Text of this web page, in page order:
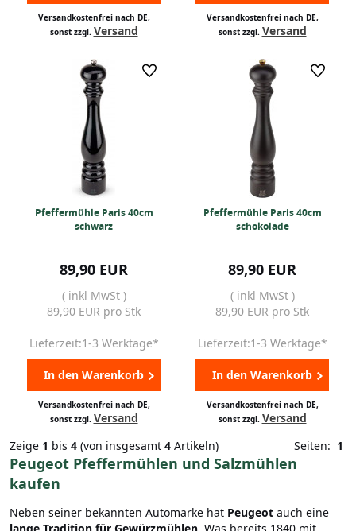
Versandkostenfrei nach DE,
sonst zzgl. Versand
Versandkostenfrei nach DE,
sonst zzgl. Versand
Pfeffermühle Paris 40cm
schwarz
89,90 EUR
( inkl MwSt )
89,90 EUR pro Stk
Lieferzeit:1-3 Werktage*
In den Warenkorb
Versandkostenfrei nach DE,
sonst zzgl. Versand
Pfeffermühle Paris 40cm
schokolade
89,90 EUR
( inkl MwSt )
89,90 EUR pro Stk
Lieferzeit:1-3 Werktage*
In den Warenkorb
Versandkostenfrei nach DE,
sonst zzgl. Versand
Zeige 1 bis 4 (von insgesamt 4 Artikeln) Seiten: 1
Peugeot Pfeffermühlen und Salzmühlen
kaufen
Neben seiner bekannten Automarke hat Peugeot auch eine